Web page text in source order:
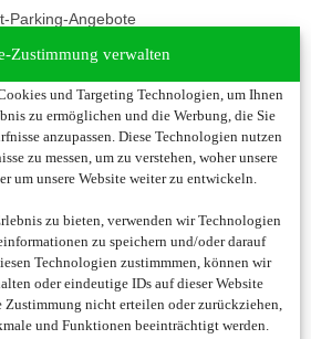
Zustimmung verwalten
und Targeting Technologien, um Ihnen
zu ermöglichen und die Werbung, die Sie
anzupassen. Diese Technologien nutzen
zu messen, um zu verstehen, woher unsere
um unsere Website weiter zu entwickeln.
zu bieten, verwenden wir Technologien
zu speichern und/oder darauf
Technologien zustimmmen, können wir
oder eindeutige IDs auf dieser Website
Zustimmung nicht erteilen oder zurückziehen,
und Funktionen beeinträchtigt werden.
Parking-Angebote
für einen angenehmen Aufenthalt
Flughafen, Hotel und Reiseziel
bietet häufig eine größere
günstige Preise.
die Seite unseres Partners